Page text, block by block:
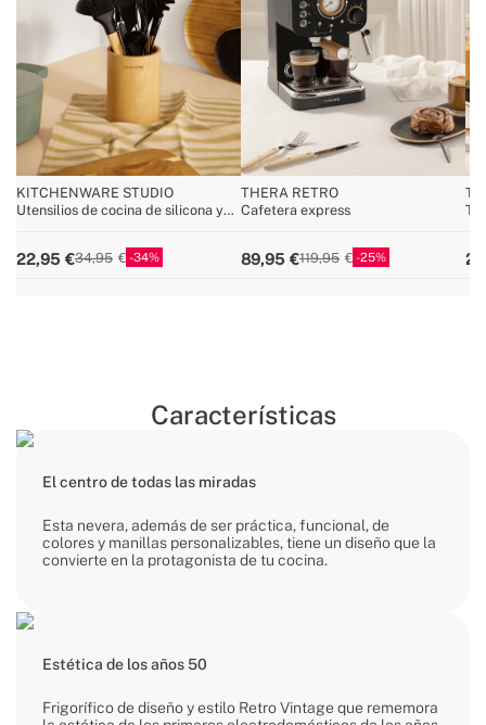
KITCHENWARE STUDIO
Utensilios de cocina de silicona y
22,95 34,95 34
THERA RETRO
Cafetera express
89,95 119,95 25
Características
El centro de todas las miradas
Esta nevera, además de ser práctica, funcional, de
colores y manillas personalizables, tiene un diseño que la
convierte en la protagonista de tu cocina.
Estética de los años 50
Frigorífico de diseño y estilo Retro Vintage que rememora